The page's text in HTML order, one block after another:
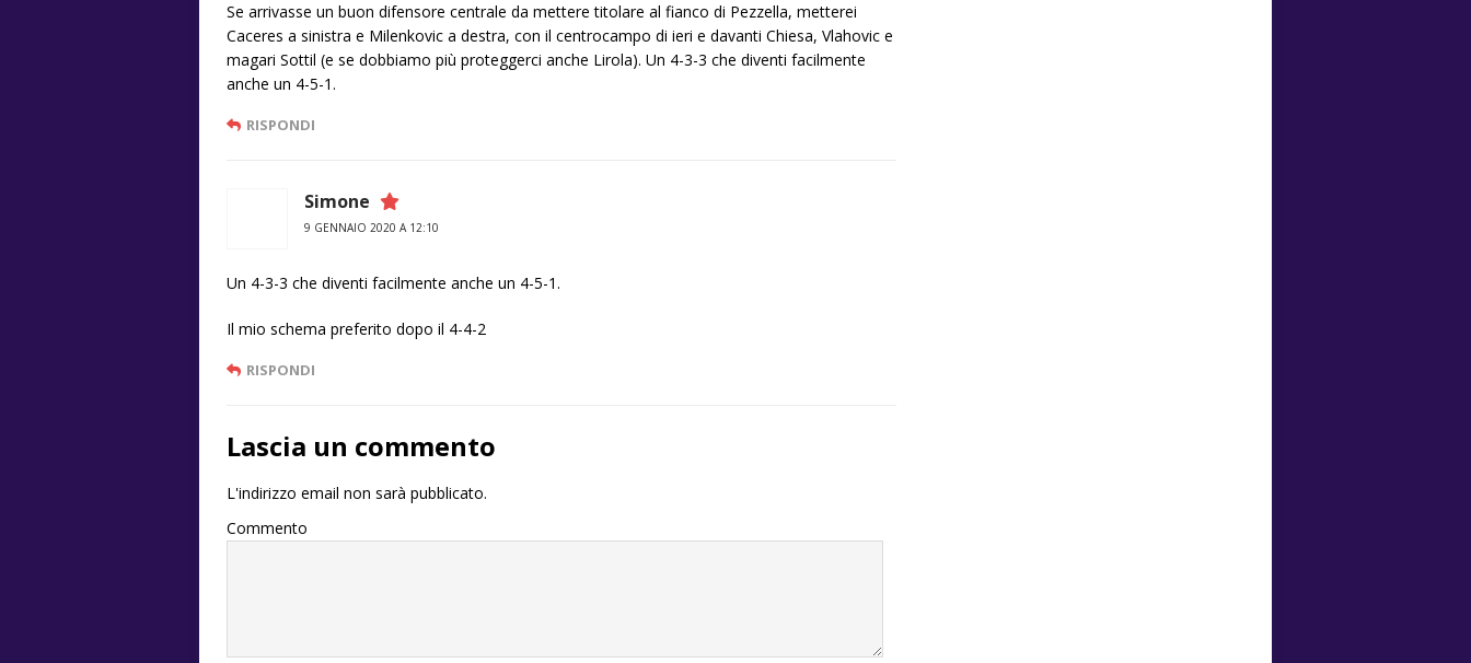
Se arrivasse un buon difensore centrale da mettere titolare al fianco di Pezzella, metterei
Caceres a sinistra e Milenkovic a destra, con il centrocampo di ieri e davanti Chiesa, Vlahovic e
magari Sottil (e se dobbiamo più proteggerci anche Lirola). Un 4-3-3 che diventi facilmente
anche un 4-5-1.
RISPONDI
Simone
9 GENNAIO 2020 A 12:10
Un 4-3-3 che diventi facilmente anche un 4-5-1.
Il mio schema preferito dopo il 4-4-2
RISPONDI
Lascia un commento
L'indirizzo email non sarà pubblicato.
Commento